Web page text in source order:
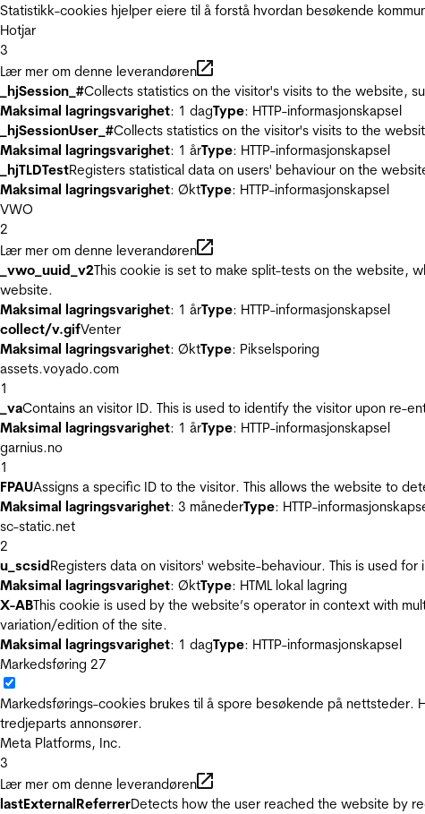
Statistikk-cookies hjelper eiere til å forstå hvordan besøkende
Hotjar
3
Lær mer om denne leverandøren
_hjSession_#Collects statistics on the visitor's visits to the website,
Maksimal lagringsvarighet: 1 dagType: HTTP-informasjonskapsel
_hjSessionUser_#Collects statistics on the visitor's visits to the
Maksimal lagringsvarighet: 1 årType: HTTP-informasjonskapsel
_hjTLDTestRegisters statistical data on users' behaviour on the
Maksimal lagringsvarighet: ØktType: HTTP-informasjonskapsel
VWO
2
Lær mer om denne leverandøren
_vwo_uuid_v2This cookie is set to make split-tests on the website,
website.
Maksimal lagringsvarighet: 1 årType: HTTP-informasjonskapsel
collect/v.gifVenter
Maksimal lagringsvarighet: ØktType: Pikselsporing
assets.voyado.com
1
_vaContains an visitor ID. This is used to identify the visitor upon re-
Maksimal lagringsvarighet: 1 årType: HTTP-informasjonskapsel
garnius.no
1
FPAUAssigns a specific ID to the visitor. This allows the website to
Maksimal lagringsvarighet: 3 månederType: HTTP-
sc-static.net
2
u_scsidRegisters data on visitors' website-behaviour. This is used
Maksimal lagringsvarighet: ØktType: HTML lokal lagring
X-ABThis cookie is used by the website’s operator in context with
variation/edition of the site.
Maksimal lagringsvarighet: 1 dagType: HTTP-informasjonskapsel
Markedsføring 27
Markedsførings-cookies brukes til å spore besøkende på nettsteder.
tredjeparts annonsører.
Meta Platforms, Inc.
3
Lær mer om denne leverandøren
lastExternalReferrerDetects how the user reached the website by